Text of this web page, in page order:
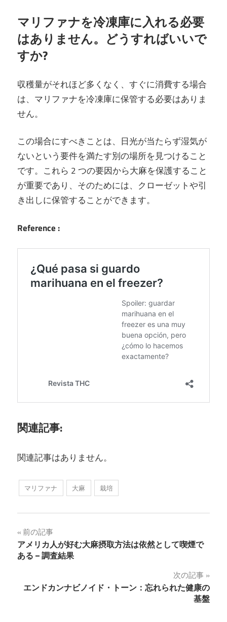
マリファナを冷凍庫に入れる必要
はありません。どうすればいいで
すか?
収穫量がそれほど多くなく、すぐに消費する場合
は、マリファナを冷凍庫に保管する必要はありま
せん。
この場合にすべきことは、日光が当たらず湿気が
ないという要件を満たす別の場所を見つけること
です。これら 2 つの要因から大麻を保護すること
が重要であり、そのためには、クローゼットや引
き出しに保管することができます。
Reference :
関連記事:
関連記事はありません。
マリファナ 大麻 栽培
投
稿
ビ
前の記事
アメリカ人が好む大麻摂取方法は依然として喫煙で
ある – 調査結果
次の記事
エンドカンナビノイド・トーン：忘れられた健康の
基盤